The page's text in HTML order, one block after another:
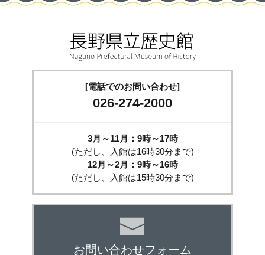
[電話でのお問い合わせ]
026-274-2000
3月～11月：9時～17時
(ただし、入館は16時30分まで)
12月～2月：9時～16時
(ただし、入館は15時30分まで)
お問い合わせフォーム